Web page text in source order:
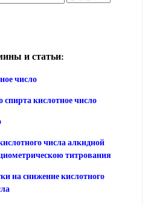
и статьи:
число
кислотное число
числа алкидной
титрования
на снижение кислотного